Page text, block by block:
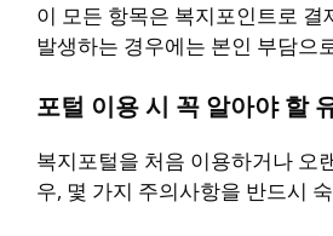
이 모든 항목은 복지포인트로 결
발생하는 경우에는 본인 부담으
포털 이용 시 꼭 알아야 할
복지포털을 처음 이용하거나 오
우, 몇 가지 주의사항을 반드시